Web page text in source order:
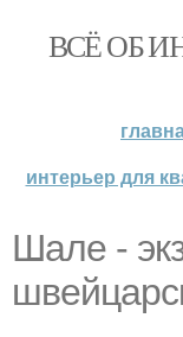
ВСЁ ОБ
интерьер для
Шале -